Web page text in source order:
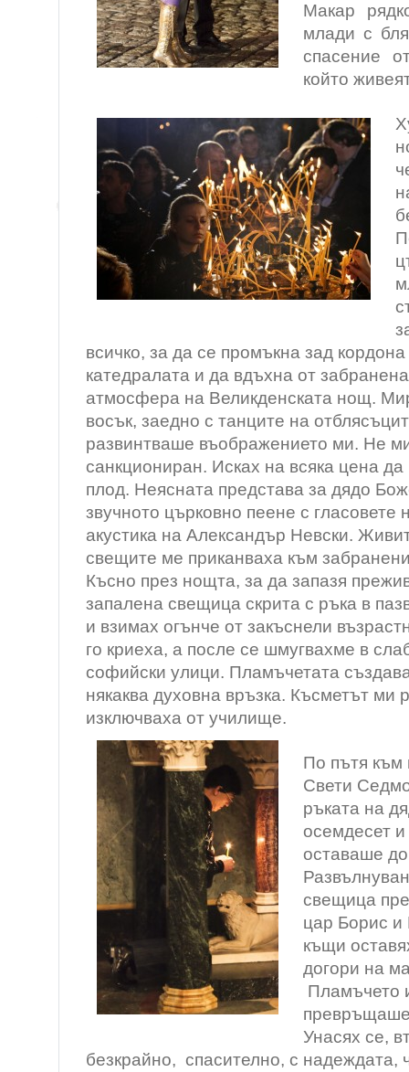
Макар
млади с
спасение
който
всичко, за да се промъкна зад
катедралата и да вдъхна от
атмосфера на Великденската нощ.
восък, заедно с танците на
развинтваше въображението ми. Не
санкциониран. Исках на всяка цена да
плод. Неясната представа за дядо
звучното църковно пеене с гласовете
акустика на Александър Невски.
свещите ме приканваха към
Късно през нощта, за да запазя
запалена свещица скрита с ръка в
и взимах огънче от закъснели
го криеха, а после се шмугвахме в
софийски улици. Пламъчетата
някаква духовна връзка. Късметът ми
изключваха от училище.
По пътя към
Свети
ръката на
осемдесет
оставаше
свещица
цар Борис
къщи
догори на
Пламъчето
Унасях се,
безкрайно, спасително, с